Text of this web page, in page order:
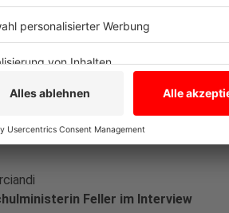
klaren Perspektiven. Das gesamte
NRW-Landeskorrespondent José
Schultheis & José Narciandi
Feller im Interview